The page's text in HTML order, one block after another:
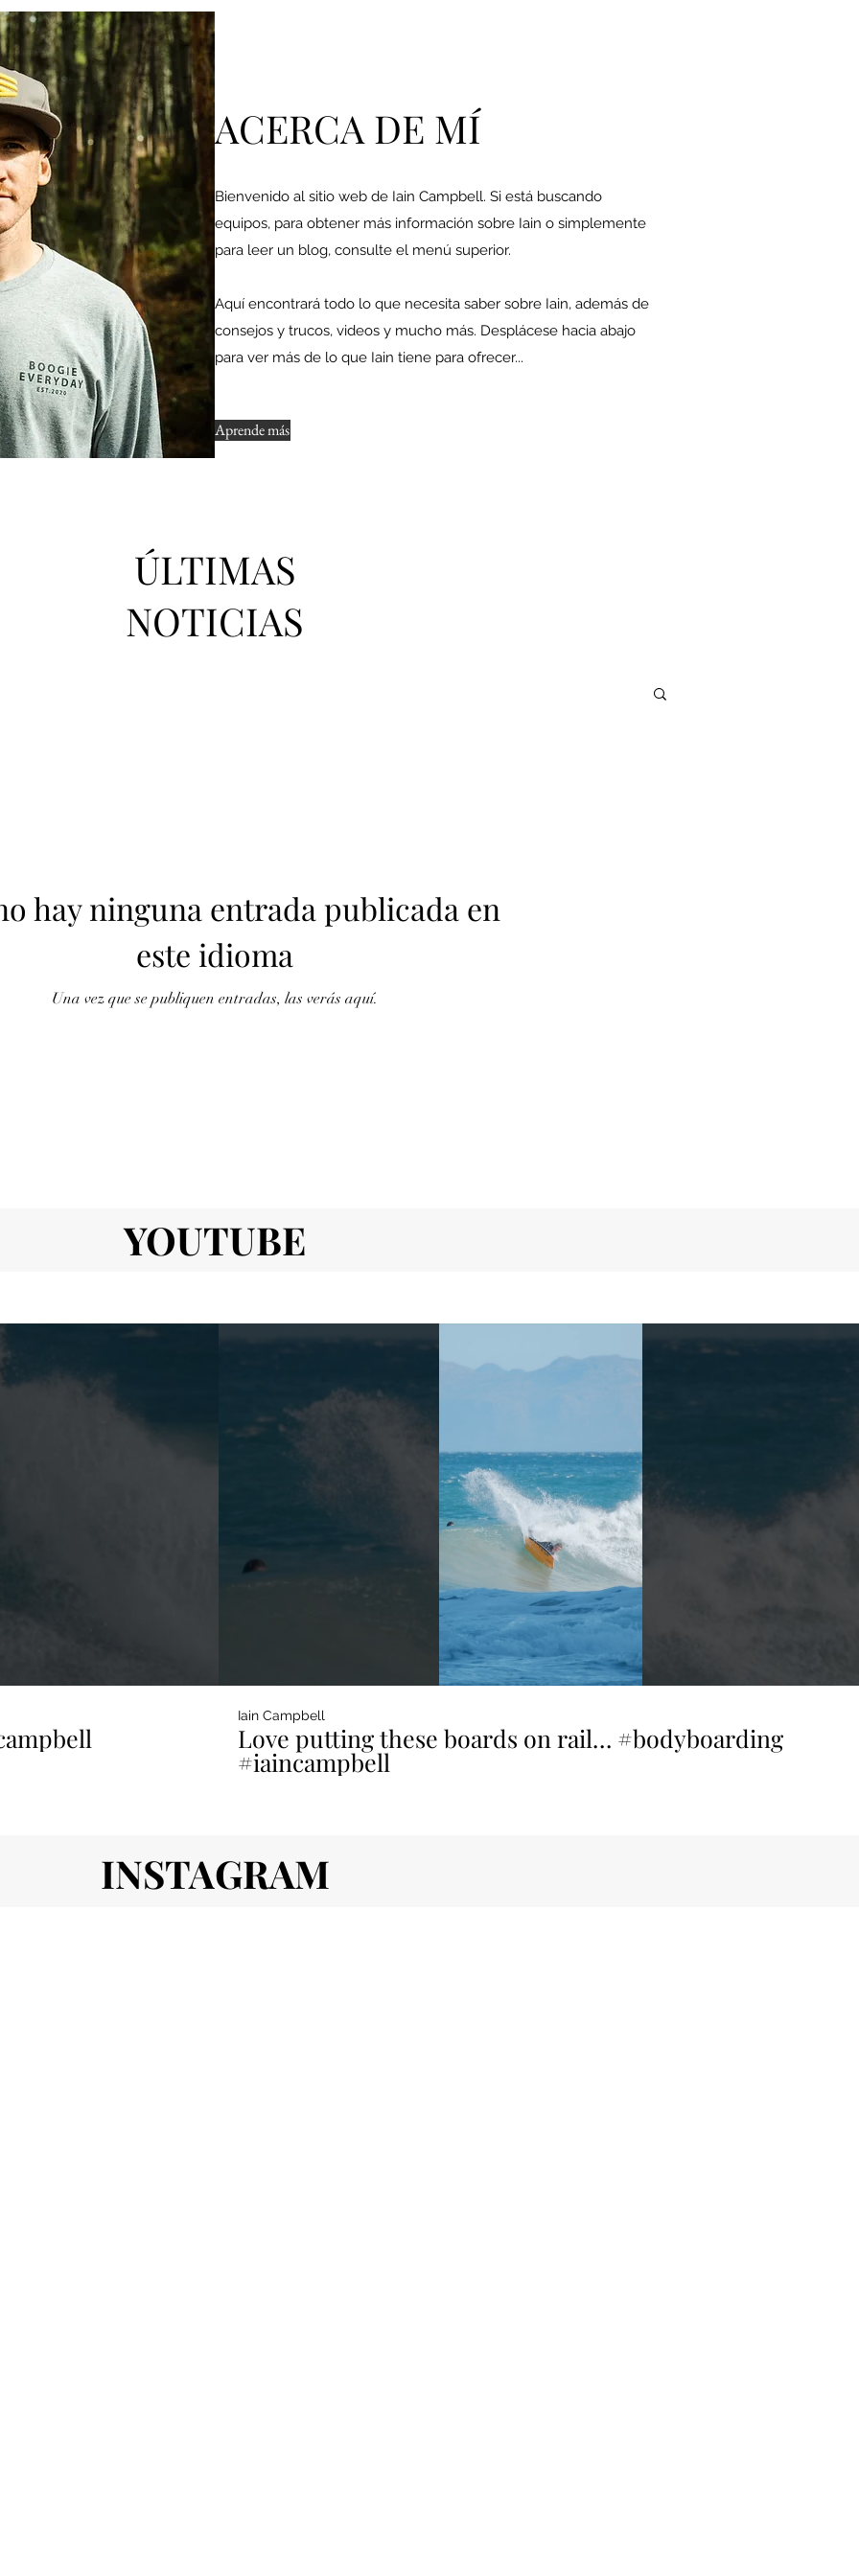
ACERCA DE MÍ
Bienvenido al sitio web de Iain Campbell. Si está buscando
equipos, para obtener más información sobre Iain o simplemente
para leer un blog, consulte el menú superior.
Aquí encontrará todo lo que necesita saber sobre Iain, además de
consejos y trucos, videos y mucho más. Desplácese hacia abajo
para ver más de lo que Iain tiene para ofrecer...
Aprende más
ÚLTIMAS
NOTICIAS
hay ninguna entrada publicada en
este idioma
Una vez que se publiquen entradas, las verás aquí.
YOUTUBE
#iaincampbell
Iain Campbell
Love putting these boards on rail… #bodyboarding
#iaincampbell
INSTAGRAM